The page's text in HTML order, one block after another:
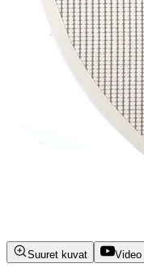
Suuret kuvat Video